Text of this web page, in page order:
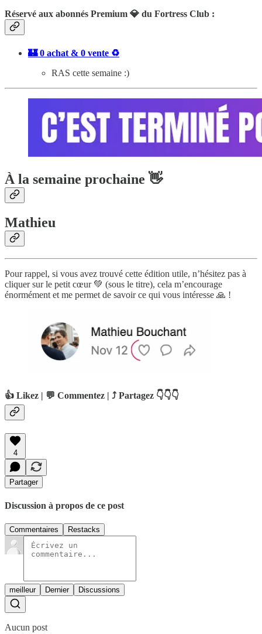
Réservé aux abonnés Premium 💎 du Fortress Club :
🏰 0 achat & 0 vente ♻️
RAS cette semaine :)
À la semaine prochaine 👋
Mathieu
Pour rappel, si vous avez trouvé cette édition utile, n’hésitez pas à
cliquer sur le petit cœur 💚 (sous le titre), cela m’encourage
énormément et me permet de savoir ce qui vous intéresse 🙏 !
👍 Likez | 💬 Commentez | ⤴️ Partagez 👇👇👇
4
Partager
Discussion à propos de ce post
Commentaires Restacks
meilleur Dernier Discussions
Aucun post